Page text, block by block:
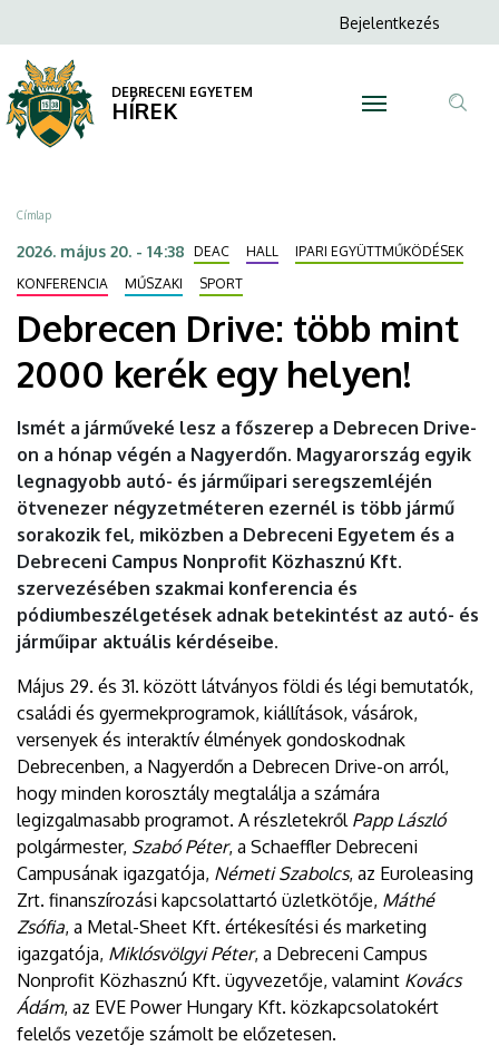
Drive:
több
mint
2000
kerék
egy
helyen!
DEBRECENI
EGYETEM
a
tartalomra
Anonim
menüje
Bejelentkezés
DEBRECENI EGYETEM
HÍREK
Morzsa
Címlap
2026. május 20. - 14:38 DEAC HALL
IPARI EGYÜTTMŰKÖDÉSEK
KONFERENCIA
MŰSZAKI SPORT
Debrecen Drive: több mint
2000 kerék egy helyen!
Ismét a járműveké lesz a főszerep a Debrecen Drive-
on a hónap végén a Nagyerdőn. Magyarország egyik
legnagyobb autó- és járműipari seregszemléjén
ötvenezer négyzetméteren ezernél is több jármű
sorakozik fel, miközben a Debreceni Egyetem és a
Debreceni Campus Nonprofit Közhasznú Kft.
szervezésében szakmai konferencia és
pódiumbeszélgetések adnak betekintést az autó- és
járműipar aktuális kérdéseibe.
Május 29. és 31. között látványos földi és légi bemutatók,
családi és gyermekprogramok, kiállítások, vásárok,
versenyek és interaktív élmények gondoskodnak
Debrecenben, a Nagyerdőn a Debrecen Drive-on arról,
hogy minden korosztály megtalálja a számára
legizgalmasabb programot. A részletekről Papp László
polgármester, Szabó Péter, a Schaeffler Debreceni
Campusának igazgatója, Németi Szabolcs, az Euroleasing
Zrt. finanszírozási kapcsolattartó üzletkötője, Máthé
Zsófia, a Metal-Sheet Kft. értékesítési és marketing
igazgatója, Miklósvölgyi Péter, a Debreceni Campus
Nonprofit Közhasznú Kft. ügyvezetője, valamint Kovács
Ádám, az EVE Power Hungary Kft. közkapcsolatokért
felelős vezetője számolt be előzetesen.